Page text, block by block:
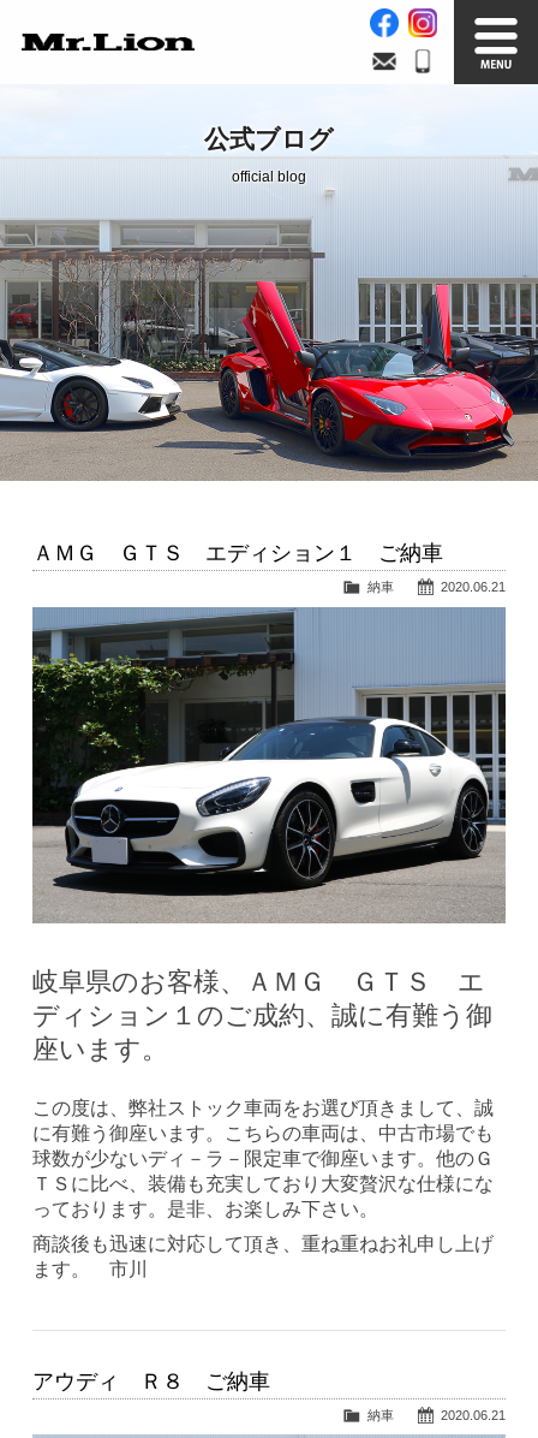
在庫車情報 買取無料査定
Factory
自社工場 サービス案内
Official Blog
公式ブログ
Company info.
会社案内
公式ブログ
official blog
ＡＭＧ ＧＴＳ エディション１ ご納車
2020.06.21
納車
岐阜県のお客様、ＡＭＧ ＧＴＳ エ
ディション１のご成約、誠に有難う御
座います。
この度は、弊社ストック車両をお選び頂きまして、誠
に有難う御座います。こちらの車両は、中古市場でも
球数が少ないディ－ラ－限定車で御座います。他のＧ
ＴＳに比べ、装備も充実しており大変贅沢な仕様にな
っております。是非、お楽しみ下さい。
商談後も迅速に対応して頂き、重ね重ねお礼申し上げ
ます。 市川
アウディ Ｒ８ ご納車
2020.06.21
納車